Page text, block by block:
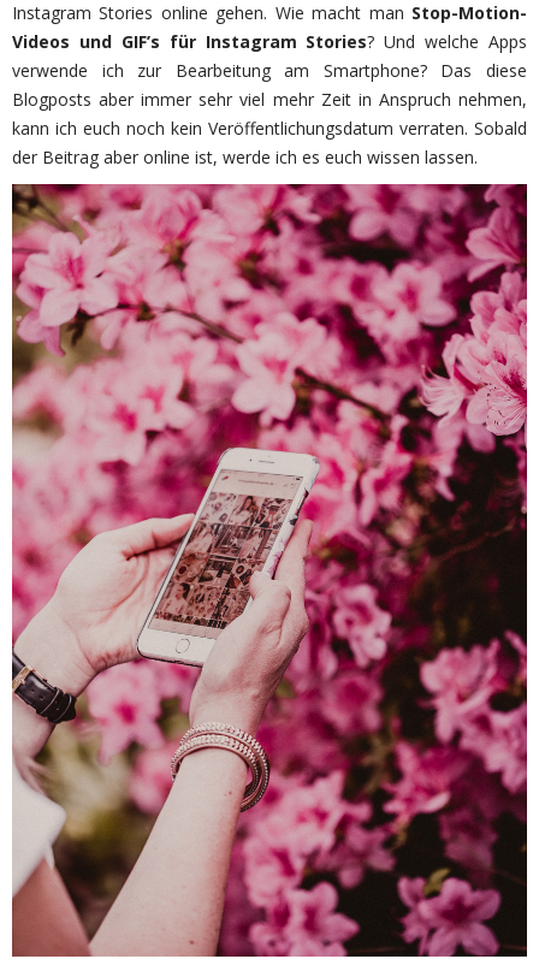
Instagram Stories online gehen. Wie macht man Stop-Motion-
Videos und GIF’s für Instagram Stories? Und welche Apps
verwende ich zur Bearbeitung am Smartphone? Das diese
Blogposts aber immer sehr viel mehr Zeit in Anspruch nehmen,
kann ich euch noch kein Veröffentlichungsdatum verraten. Sobald
der Beitrag aber online ist, werde ich es euch wissen lassen.